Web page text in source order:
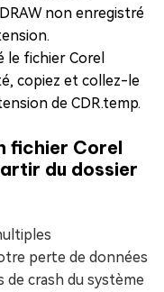
non enregistré
le fichier Corel
copiez et collez-le
de CDR.temp.
fichier Corel
du dossier
perte de données
de crash du système